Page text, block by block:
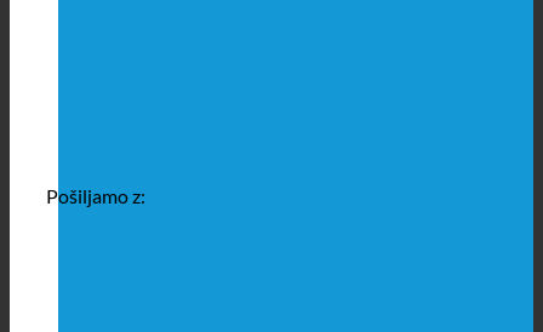
Pošiljamo z: